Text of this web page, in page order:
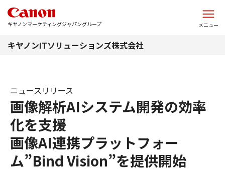
キヤノンマーケティングジャパングループ メニュー
キヤノンITソリューションズ株式会社
画像解析AIシステム開発の効率
化を支援
画像AI連携プラットフォー
ム”Bind Vision”を提供開始
ニュースリリース